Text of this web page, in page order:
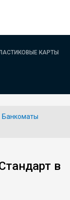
КАРТЫ
Банкоматы
в